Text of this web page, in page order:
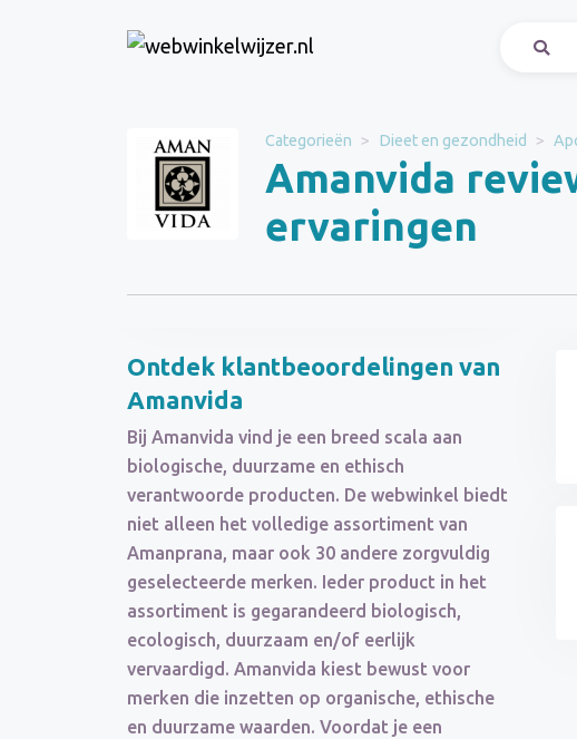
Categorieën Dieet en gezondheid
Amanvida
ervaringen
Amanvida
Categorie
Dieet en gezondheid
Ontdek klantbeoordelingen van
Amanvida
Bij Amanvida vind je een breed scala aan
biologische, duurzame en ethisch
verantwoorde producten. De webwinkel biedt
niet alleen het volledige assortiment van
Amanprana, maar ook 30 andere zorgvuldig
geselecteerde merken. Ieder product in het
assortiment is gegarandeerd biologisch,
ecologisch, duurzaam en/of eerlijk
vervaardigd. Amanvida kiest bewust voor
merken die inzetten op organische, ethische
en duurzame waarden. Voordat je een